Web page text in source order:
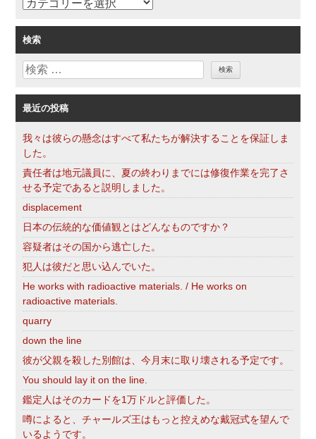
カ
ゴ
リ
ー
検索
検
最近の投稿
我々は彼らの懸念はすべて私たちが解決することを保証しま
した。
責任者は地元議員に、夏の終わりまでには修復作業を完了さ
せる予定であると説明しました。
displacement
日本の伝統的な価値観とはどんなものですか？
容疑者はその国から逃亡した。
犯人は彼だと思い込んでいた。
He works with radioactive materials. / He works on
radioactive materials.
quarry
down the line
彼が父親を殺した別館は、今月末に取り壊される予定です。
You should lay it on the line.
鑑定人はそのカードを1万ドルと評価した。
噂によると、チャールズ王はもっと控えめな戴冠式を望んで
いるようです。